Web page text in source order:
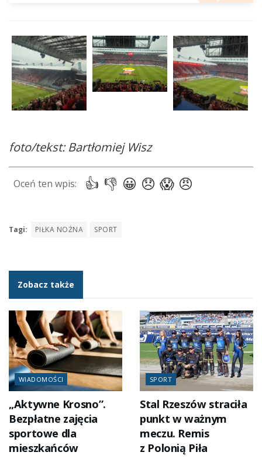
foto/tekst: Bartłomiej Wisz
Tagi: PIŁKA NOŻNA SPORT
Zobacz także
WIADOMOŚCI
„Aktywne Krosno”.
Bezpłatne zajęcia
sportowe dla
mieszkańców
SPORT
Stal Rzeszów straciła
punkt w ważnym
meczu. Remis
z Polonią Piła